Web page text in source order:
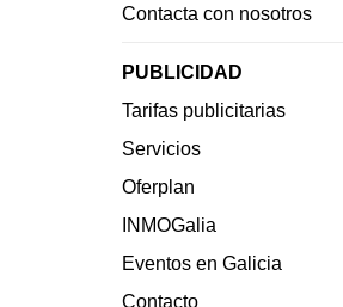
Contacta con nosotros
PUBLICIDAD
Tarifas publicitarias
Servicios
Oferplan
INMOGalia
Eventos en Galicia
Contacto